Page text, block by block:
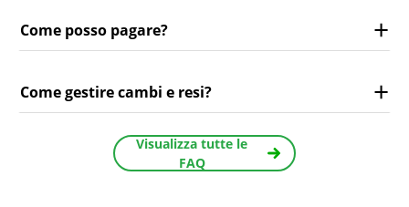
Come posso pagare?
Come gestire cambi e resi?
Visualizza tutte le
FAQ